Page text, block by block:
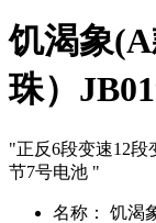
饥渴象
珠）
"正反6段变速12段
节7号电池 "
名称：
饥渴